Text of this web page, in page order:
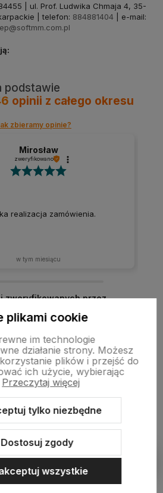
| ul. Prof. Ludwika Chmaja 4, 35-
| telefon: 884881404 | e-mail:
podstawie
opinii z całego okresu
zbieramy opinie?
Mirosław
zweryfikowano
realizacja zamówienia.
w tym miesiącu
zweryfikowanych przez
Szablon Shoper Modern 3.0™
plikami cookie
im technologie
działanie strony. Możesz
plików i przejść do
ich użycie, wybierając
Przeczytaj więcej
tylko niezbędne
Dostosuj zgody
wszystkie